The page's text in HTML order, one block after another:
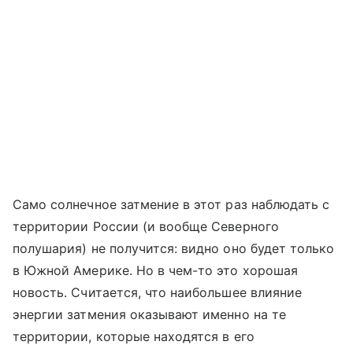
Само солнечное затмение в этот раз наблюдать с
территории России (и вообще Северного
полушария) не получится: видно оно будет только
в Южной Америке. Но в чем-то это хорошая
новость. Считается, что наибольшее влияние
энергии затмения оказывают именно на те
территории, которые находятся в его